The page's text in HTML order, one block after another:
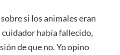
si los animales eran
cuidador había fallecido,
de que no. Yo opino